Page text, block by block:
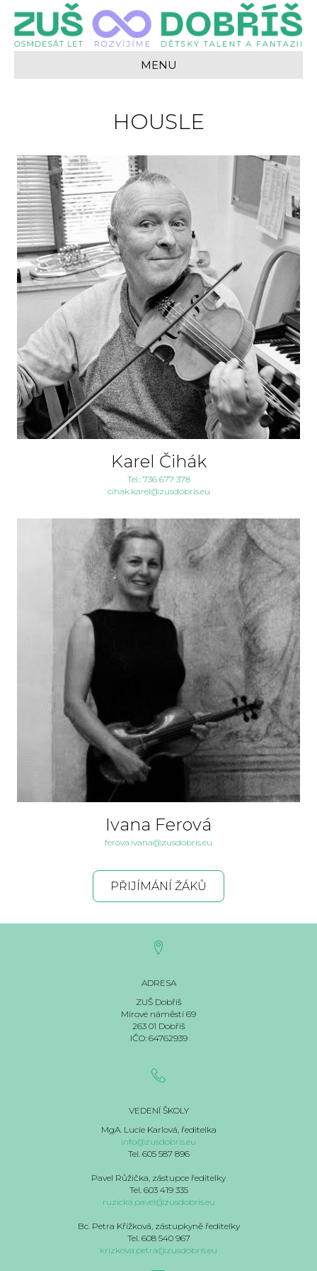
MENU
HOUSLE
Karel Čihák
Tel.: 736 677 378
cihak.karel@zusdobris.eu
Ivana Ferová
ferova.ivana@zusdobris.eu
PŘIJÍMÁNÍ ŽÁKŮ
ADRESA
ZUŠ Dobříš
Mírové náměstí 69
263 01 Dobříš
IČO: 64762939
VEDENÍ ŠKOLY
MgA. Lucie Karlová, ředitelka
info@zusdobris.eu
Tel. 605 587 896
Pavel Růžička, zástupce ředitelky
Tel. 603 419 335
ruzicka.pavel@zusdobris.eu
Bc. Petra Křížková, zástupkyně ředitelky
Tel. 608 540 967
krizkova.petra@zusdobris.eu